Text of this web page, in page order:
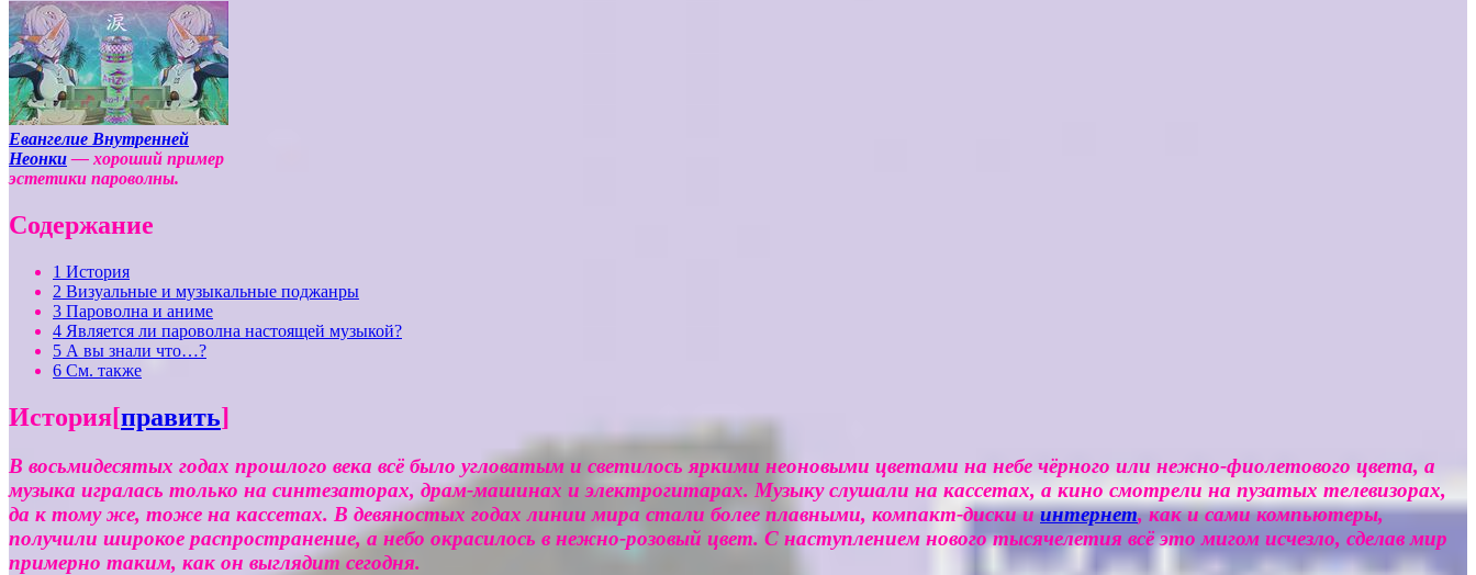
Евангелие Внутренней
Неонки — хороший пример
эстетики пароволны.
Содержание
1 История
2 Визуальные и музыкальные поджанры
3 Пароволна и аниме
4 Является ли пароволна настоящей музыкой?
5 А вы знали что…?
6 См. также
История[править]
В восьмидесятых годах прошлого века всё было угловатым и светилось яркими неоновыми цветами на небе чёрного или нежно-фиолетового цвета, а
музыка игралась только на синтезаторах, драм-машинах и электрогитарах. Музыку слушали на кассетах, а кино смотрели на пузатых телевизорах,
да к тому же, тоже на кассетах. В девяностых годах линии мира стали более плавными, компакт-диски иинтернет, как и сами компьютеры,
получили широкое распространение, а небо окрасилось в нежно-розовый цвет. С наступлением нового тысячелетия всё это мигом исчезло, сделав мир
примерно таким, как он выглядит сегодня.